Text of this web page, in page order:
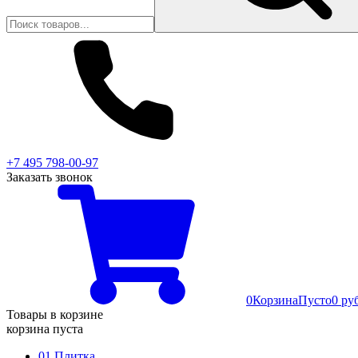
+7 495 798-00-97
Заказать звонок
0КорзинаПусто0
Товары в корзине
корзина пуста